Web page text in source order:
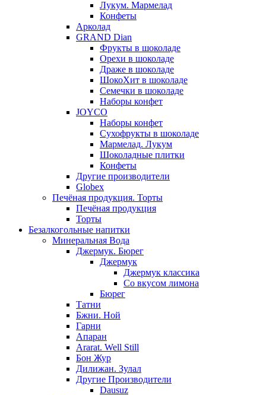
Лукум. Мармелад
Конфеты
Арколад
GRAND Dian
Фрукты в шоколаде
Орехи в шоколаде
Драже в шоколаде
ШокоХит в шоколаде
Семечки в шоколаде
Наборы конфет
JOYCO
Наборы конфет
Сухофрукты в шоколаде
Мармелад. Лукум
Шоколадные плитки
Конфеты
Другие производители
Globex
Печёная продукция. Торты
Печёная продукция
Торты
Безалкогольные напитки
Минеральная Вода
Джермук. Бюрег
Джермук
Джермук классика
Со вкусом лимона
Бюрег
Татни
Бжни. Ной
Гарни
Апаран
Ararat. Well Still
Бон Жур
Дилижан. Зулал
Другие Производители
Dausuz